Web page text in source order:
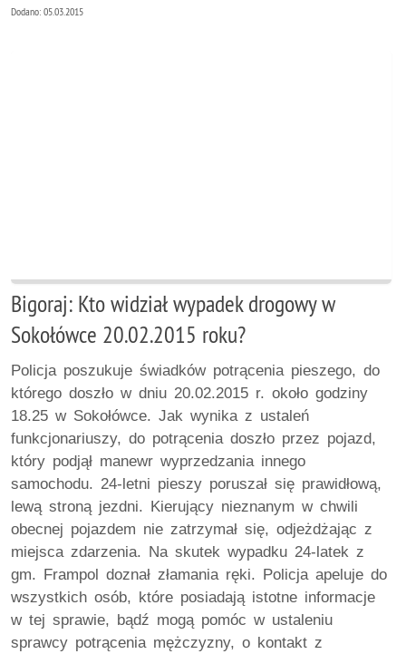
Dodano: 05.03.2015
Bigoraj: Kto widział wypadek drogowy w
Sokołówce 20.02.2015 roku?
Policja poszukuje świadków potrącenia pieszego, do
którego doszło w dniu 20.02.2015 r. około godziny
18.25 w Sokołówce. Jak wynika z ustaleń
funkcjonariuszy, do potrącenia doszło przez pojazd,
który podjął manewr wyprzedzania innego
samochodu. 24-letni pieszy poruszał się prawidłową,
lewą stroną jezdni. Kierujący nieznanym w chwili
obecnej pojazdem nie zatrzymał się, odjeżdżając z
miejsca zdarzenia. Na skutek wypadku 24-latek z
gm. Frampol doznał złamania ręki. Policja apeluje do
wszystkich osób, które posiadają istotne informacje
w tej sprawie, bądź mogą pomóc w ustaleniu
sprawcy potrącenia mężczyzny, o kontakt z